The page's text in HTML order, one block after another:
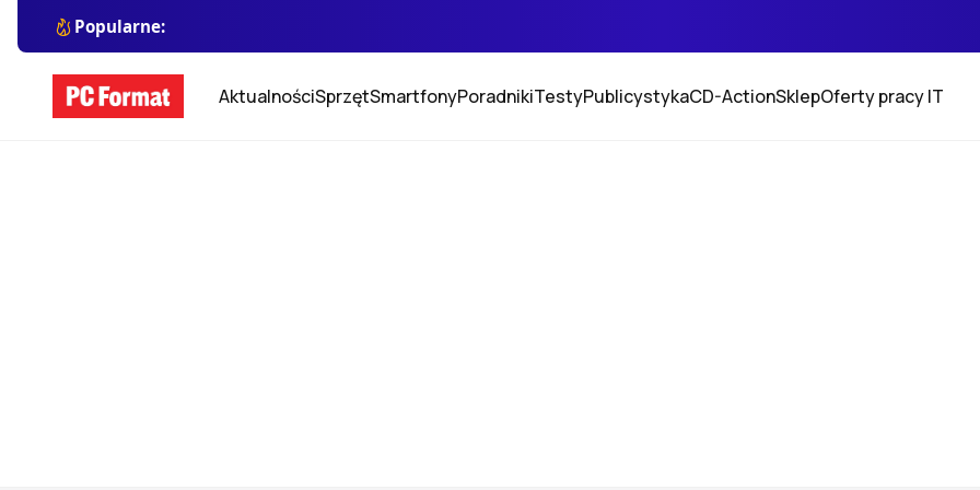
Popularne:
AktualnościSprzętSmartfonyPoradnikiTestyPublicystykaCD-ActionSklepOferty pracy IT